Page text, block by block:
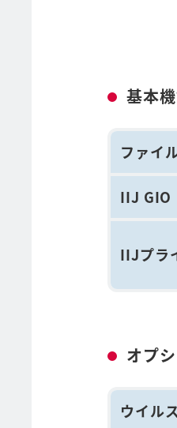
基本
ファイ
IIJ GIO
IIJプラ
オプ
ウイル